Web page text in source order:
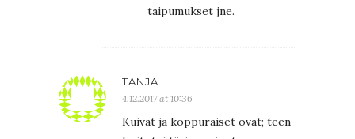
taipumukset jne.
TANJA
4.12.2017 at 10:36
Kuivat ja koppuraiset ovat; teen